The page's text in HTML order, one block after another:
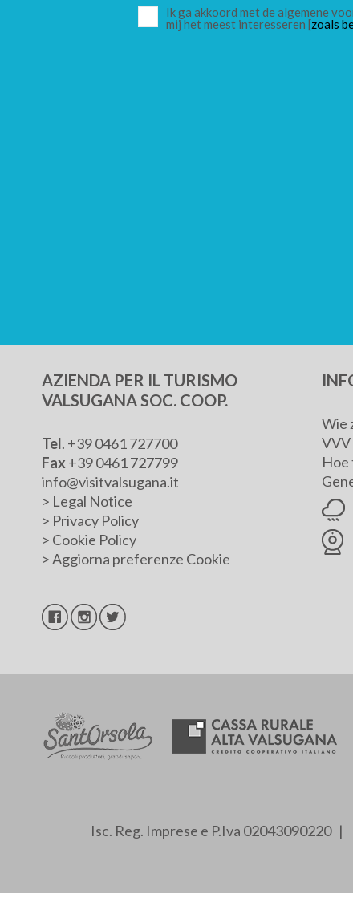
Ik ga akkoord met de algemene
mij het meest interesseren [zoals
AZIENDA PER IL TURISMO
VALSUGANA SOC. COOP.
Tel. +39 0461 727700
Fax +39 0461 727799
info@visitvalsugana.it
> Legal Notice
> Privacy Policy
> Cookie Policy
>Aggiorna preferenze Cookie
Wie
Hoe
Isc. Reg. Imprese e P.Iva 02043090220